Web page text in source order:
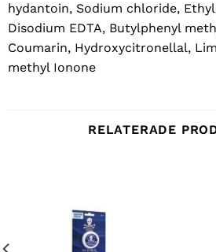
hydantoin, Sodium chloride,
Disodium EDTA, Butylphenyl
Coumarin, Hydroxycitronellal,
methyl Ionone
RELATERADE